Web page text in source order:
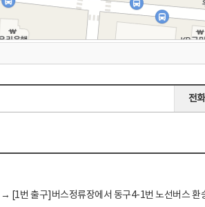
전화
[1번 출구]버스정류장에서 동구4-1번 노선버스